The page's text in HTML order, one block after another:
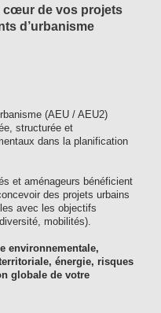
cœur de vos projets
d’urbanisme
(AEU / AEU2)
structurée et
dans la planification
et aménageurs bénéficient
des projets urbains
avec les objectifs
mobilités).
environnementale,
énergie, risques
globale de votre